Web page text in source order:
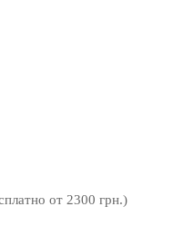
от 2300 грн.)